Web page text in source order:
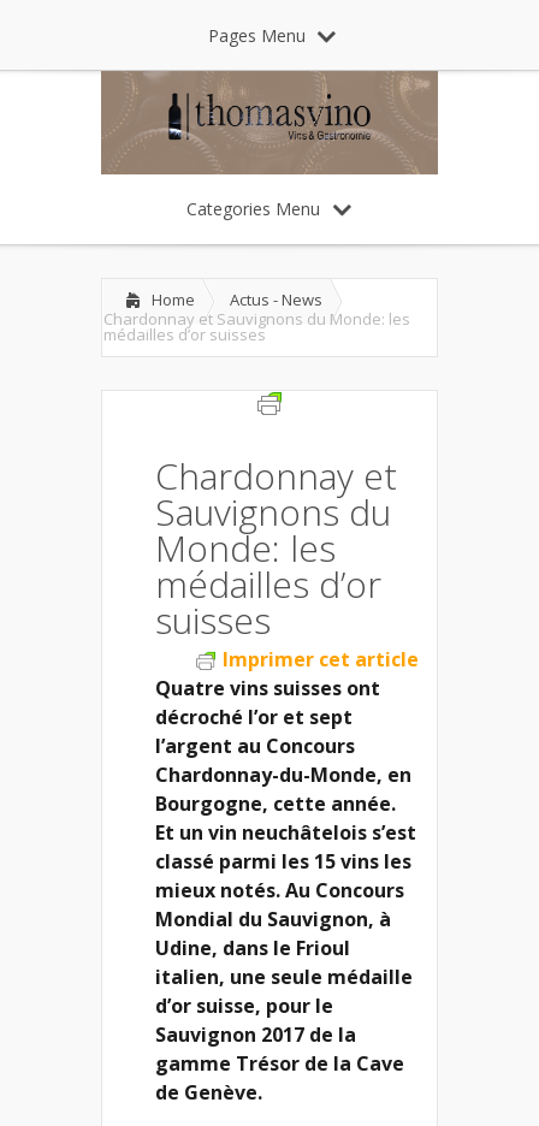
Pages Menu
Categories Menu
Home
Actus - News
Chardonnay et Sauvignons du Monde: les
médailles d’or suisses
Chardonnay et
Sauvignons du
Monde: les
médailles d’or
suisses
Imprimer cet article
Quatre vins suisses ont
décroché l’or et sept
l’argent au Concours
Chardonnay-du-Monde, en
Bourgogne, cette année.
Et un vin neuchâtelois s’est
classé parmi les 15 vins les
mieux notés. Au Concours
Mondial du Sauvignon, à
Udine, dans le Frioul
italien, une seule médaille
d’or suisse, pour le
Sauvignon 2017 de la
gamme Trésor de la Cave
de Genève.